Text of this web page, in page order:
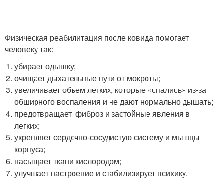
Физическая реабилитация после ковида помогает
человеку так:
убирает одышку;
очищает дыхательные пути от мокроты;
увеличивает объем легких, которые «спались» из-за
обширного воспаления и не дают нормально дышать;
предотвращает фиброз и застойные явления в
легких;
укрепляет сердечно-сосудистую систему и мышцы
корпуса;
насыщает ткани кислородом;
улучшает настроение и стабилизирует психику.